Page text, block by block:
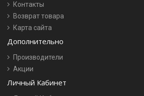
Контакты
Возврат товара
Карта сайта
Дополнительно
Производители
Акции
Личный Кабинет